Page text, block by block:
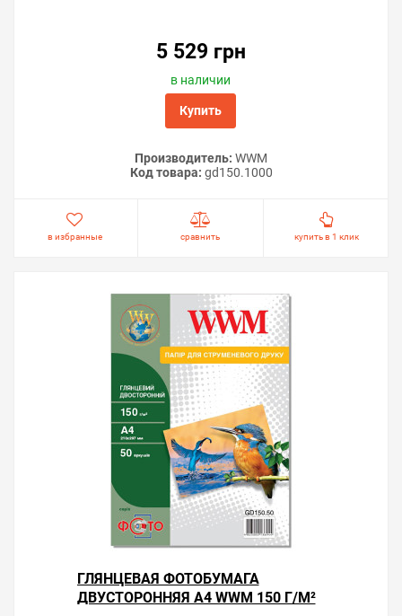
5 529 грн
в наличии
Купить
Производитель: WWM
Код товара: gd150.1000
в избранные сравнить купить в 1 клик
ГЛЯНЦЕВАЯ ФОТОБУМАГА
ДВУСТОРОННЯЯ А4 WWM 150 Г/М²